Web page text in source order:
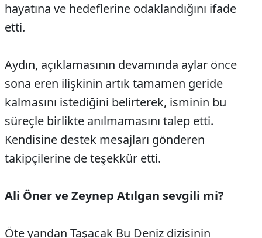
hayatına ve hedeflerine odaklandığını ifade
etti.
Aydın, açıklamasının devamında aylar önce
sona eren ilişkinin artık tamamen geride
kalmasını istediğini belirterek, isminin bu
süreçle birlikte anılmamasını talep etti.
Kendisine destek mesajları gönderen
takipçilerine de teşekkür etti.
Ali Öner ve Zeynep Atılgan sevgili mi?
Öte yandan Taşacak Bu Deniz dizisinin